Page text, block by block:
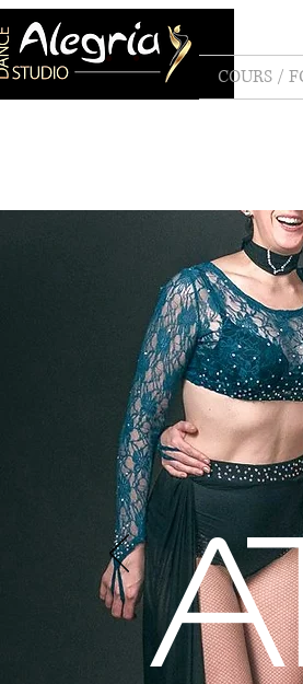
COURS /